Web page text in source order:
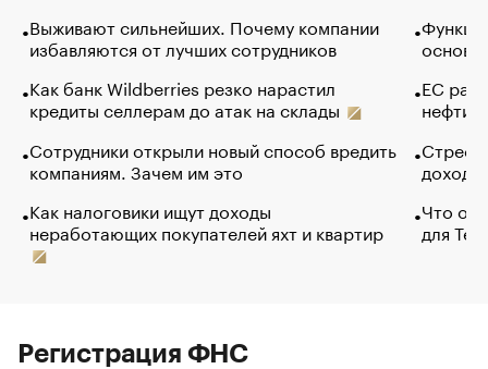
Выживают сильнейших. Почему компании
избавляются от лучших сотрудников
Как банк Wildberries резко нарастил
кредиты селлерам до атак на склады
Сотрудники открыли новый способ вредить
компаниям. Зачем им это
Как налоговики ищут доходы
неработающих покупателей яхт и квартир
основ
ЕС
нефти
Что
для
Регистрация ФНС